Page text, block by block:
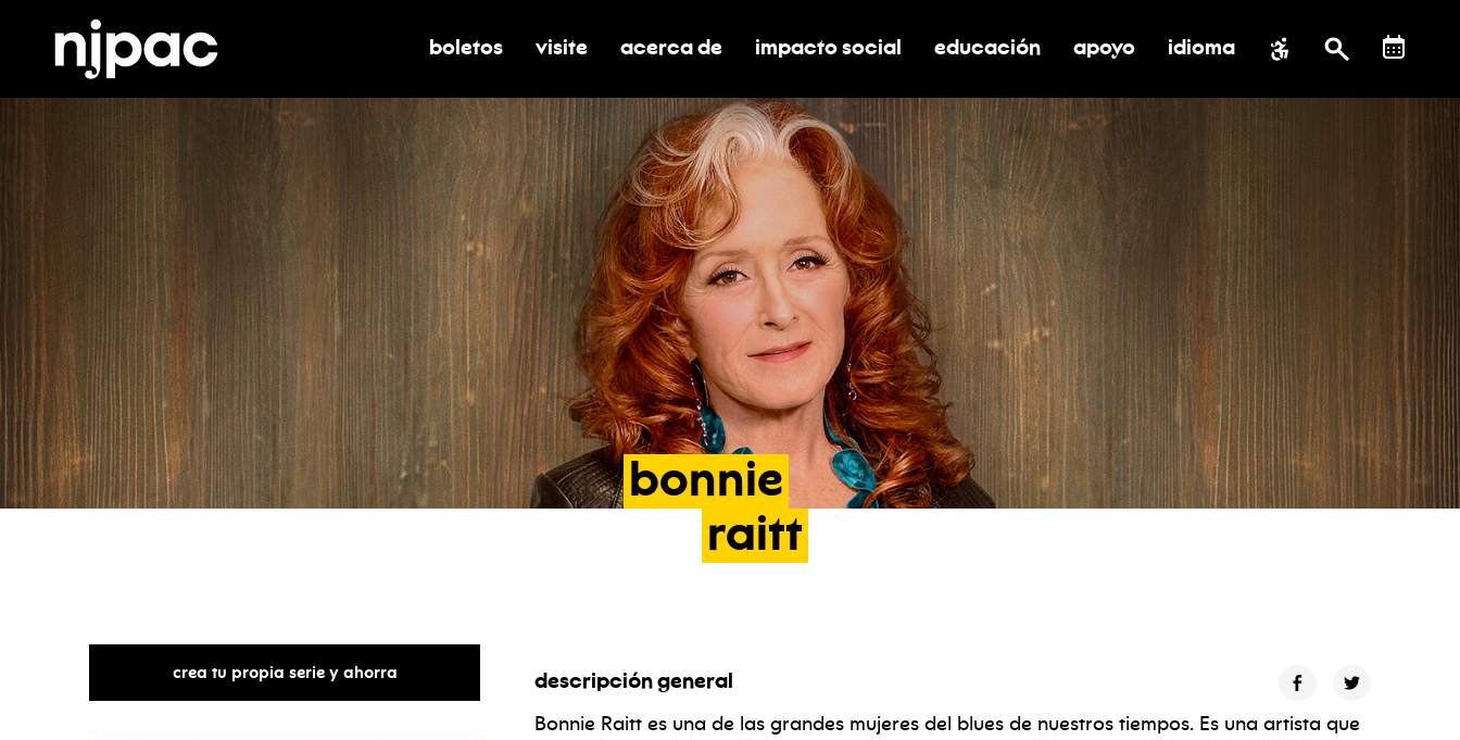
alternar submenú de boletos
boletos alternar submenú de visite
visite alternar submenú de acerca de
acerca de activar/desactivar el submenú de impacto social
impacto social alternar submenú de educación
educación alternar submenú de asistencia
apoyo idioma
bonnie
raitt
crea tu propia serie y ahorra descripción general
Bonnie Raitt es una de las grandes mujeres del blues de nuestros tiempos. Es una artista que